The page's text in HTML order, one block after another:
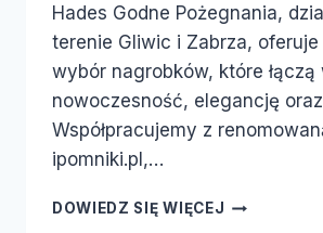
Hades Godne Pożegnania,
terenie Gliwic i Zabrza, oferuje
wybór nagrobków, które łączą
nowoczesność, elegancję
Współpracujemy z
ipomniki.pl,…
DOWIEDZ SIĘ WIĘCEJ